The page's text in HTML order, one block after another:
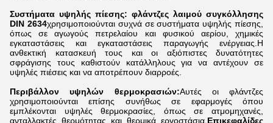
Συστήματα υψηλής πίεσης: φλάντζες λαιμού συγκόλλησης
DIN 2634χρησιμοποιούνται συχνά σε συστήματα υψηλής πίεσης,
όπως σε αγωγούς πετρελαίου και φυσικού αερίου, χημικές
εγκαταστάσεις και εγκαταστάσεις παραγωγής ενέργειας.Η
ανθεκτική κατασκευή τους και οι αξιόπιστες δυνατότητες
σφράγισης τους καθιστούν κατάλληλους για να αντέχουν σε
υψηλές πιέσεις και να αποτρέπουν διαρροές.
Περιβάλλον υψηλών θερμοκρασιών:Αυτές οι φλάντζες
χρησιμοποιούνται επίσης συνήθως σε εφαρμογές όπου
εμπλέκονται υψηλές θερμοκρασίες, όπως σε ατμομηχανές,
ανταλλακτές θερμότητας και θερμικά εργοστάσια. Επικεφαλίδες